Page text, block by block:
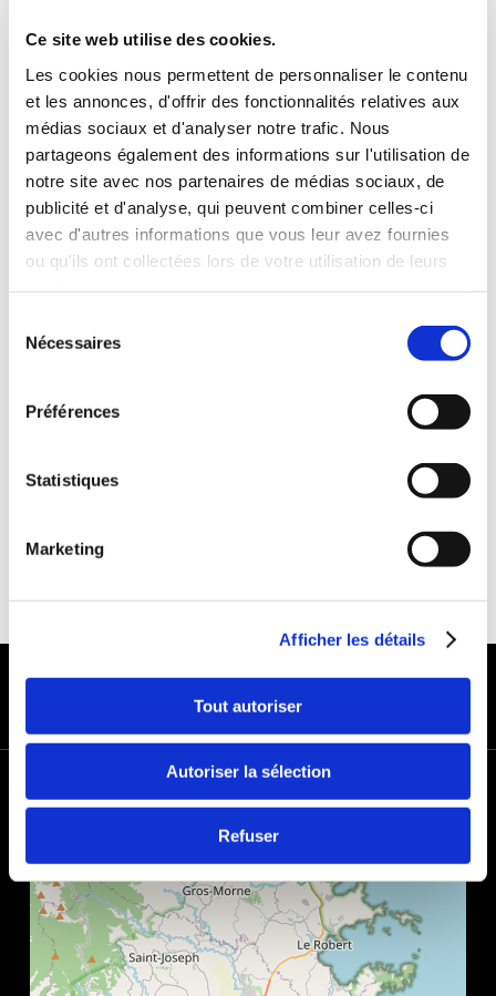
Ce site web utilise des cookies.
Les cookies nous permettent de personnaliser le contenu
et les annonces, d'offrir des fonctionnalités relatives aux
médias sociaux et d'analyser notre trafic. Nous
partageons également des informations sur l'utilisation de
notre site avec nos partenaires de médias sociaux, de
publicité et d'analyse, qui peuvent combiner celles-ci
avec d'autres informations que vous leur avez fournies
ou qu'ils ont collectées lors de votre utilisation de leurs
Nécessaires
Préférences
Statistiques
Marketing
Afficher les détails
Tout autoriser
Autoriser la sélection
Refuser
INCLUS À LA LOCATION
Killométrage illimité
Assurance tous risques (hors franchise)
Carburant : plein à rendre plein
CONDITIONS DE LOCATION
ASSURANCE
Franchise :1000 €